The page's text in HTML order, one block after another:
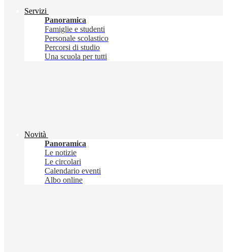
Servizi
Panoramica
Famiglie e studenti
Personale scolastico
Percorsi di studio
Una scuola per tutti
Novità
Panoramica
Le notizie
Le circolari
Calendario eventi
Albo online